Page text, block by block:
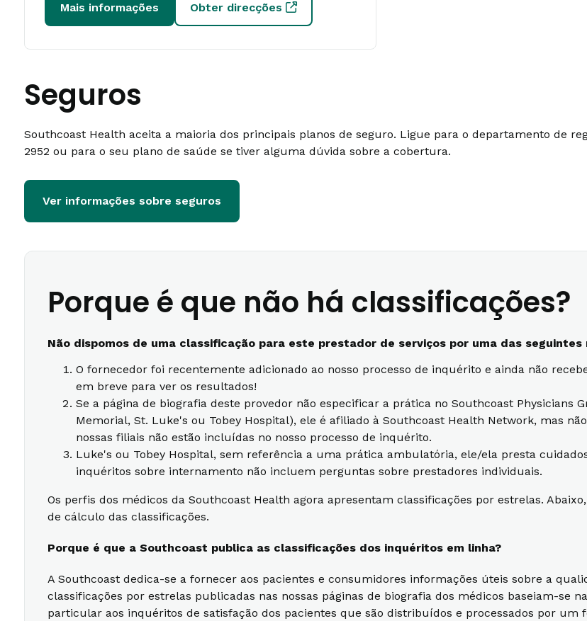
Mais informações Obter direcções
Seguros
Southcoast Health aceita a maioria dos principais planos de seguro. Ligue para o departamento de
2952 ou para o seu plano de saúde se tiver alguma dúvida sobre a cobertura.
Ver informações sobre seguros
Porque é que não há classificações?
Não dispomos de uma classificação para este prestador de serviços por uma das seguintes
O fornecedor foi recentemente adicionado ao nosso processo de inquérito e ainda não
em breve para ver os resultados!
Se a página de biografia deste provedor não especificar a prática no Southcoast Physicians
Memorial, St. Luke's ou Tobey Hospital), ele é afiliado à Southcoast Health Network, mas
nossas filiais não estão incluídas no nosso processo de inquérito.
Luke's ou Tobey Hospital, sem referência a uma prática ambulatória, ele/ela presta
inquéritos sobre internamento não incluem perguntas sobre prestadores individuais.
Os perfis dos médicos da Southcoast Health agora apresentam classificações por estrelas.
de cálculo das classificações.
Porque é que a Southcoast publica as classificações dos inquéritos em linha?
A Southcoast dedica-se a fornecer aos pacientes e consumidores informações úteis sobre a
classificações por estrelas publicadas nas nossas páginas de biografia dos médicos baseiam-se
particular aos inquéritos de satisfação dos pacientes que são distribuídos e processados por um